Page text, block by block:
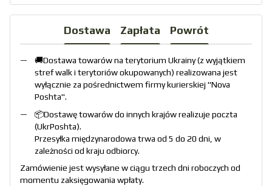
Dostawa Zapłata Powrót
🚚Dostawa towarów na terytorium Ukrainy (z wyjątkiem
stref walk i terytoriów okupowanych) realizowana jest
wyłącznie za pośrednictwem firmy kurierskiej "Nova
Poshta".
📦Dostawę towarów do innych krajów realizuje poczta
(UkrPoshta).
Przesyłka międzynarodowa trwa od 5 do 20 dni, w
zależności od kraju odbiorcy.
Zamówienie jest wysyłane w ciągu trzech dni roboczych od
momentu zaksięgowania wpłaty.